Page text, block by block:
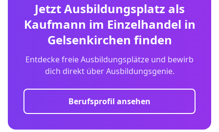
Jetzt Ausbildungsplatz als
Kaufmann im Einzelhandel in
Gelsenkirchen finden
Entdecke freie Ausbildungsplätze und bewirb
dich direkt über Ausbildungsgenie.
Berufsprofil ansehen